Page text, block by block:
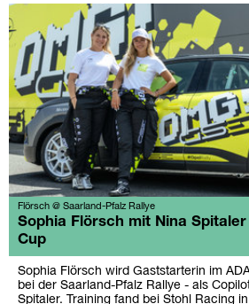
Flörsch @ Saarland-Pfalz Rallye
Sophia Flörsch mit Nina Spitaler
Cup
Sophia Flörsch wird Gaststarterin im
bei der Saarland-Pfalz Rallye - als
Spitaler. Training fand bei Stohl Racing